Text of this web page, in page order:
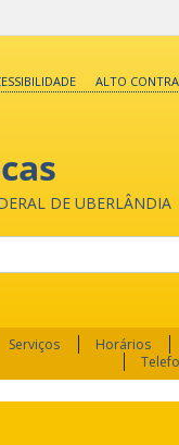
ALTO
DE UBERLÂNDIA
Serviços Horários